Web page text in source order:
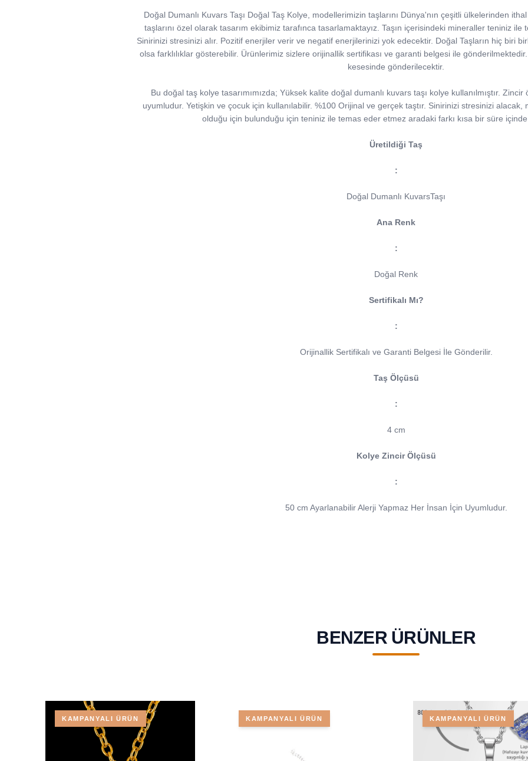
Doğal Dumanlı Kuvars Taşı Doğal Taş Kolye, modellerimizin taşlarını Dünya'nın çeşitli ülkelerinden
taşlarını özel olarak tasarım ekibimiz tarafınca tasarlamaktayız. Taşın içerisindeki mineraller teniniz
Sinirinizi stresinizi alır. Pozitif enerjiler verir ve negatif enerjilerinizi yok edecektir. Doğal Taşların hiç biri
olsa farklılıklar gösterebilir. Ürünlerimiz sizlere orijinallik sertifikası ve garanti belgesi ile
kesesinde gönderilecektir.
Bu doğal taş kolye tasarımımızda; Yüksek kalite doğal dumanlı kuvars taşı kolye kullanılmıştır.
uyumludur. Yetişkin ve çocuk için kullanılabilir. %100 Orijinal ve gerçek taştır. Sinirinizi stresinizi alacak,
olduğu için bulunduğu için teniniz ile temas eder etmez aradaki farkı kısa bir süre
Üretildiği Taş
:
Doğal Dumanlı KuvarsTaşı
Ana Renk
:
Doğal Renk
Sertifikalı Mı?
:
Orijinallik Sertifikalı ve Garanti Belgesi İle Gönderilir.
Taş Ölçüsü
:
4 cm
Kolye Zincir Ölçüsü
:
50 cm Ayarlanabilir Alerji Yapmaz Her İnsan İçin Uyumludur.
BENZER ÜRÜNLER
KAMPANYALI ÜRÜN KAMPANYALI ÜRÜN KAMPANYALI ÜRÜN